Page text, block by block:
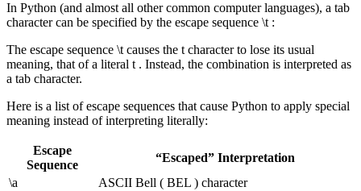
In Python (and almost all other common computer languages), a tab
character can be specified by the escape sequence \t :
The escape sequence \t causes the t character to lose its usual
meaning, that of a literal t . Instead, the combination is interpreted as
a tab character.
Here is a list of escape sequences that cause Python to apply special
meaning instead of interpreting literally:
Escape
Sequence
“Escaped” Interpretation
\a
ASCII Bell ( BEL ) character